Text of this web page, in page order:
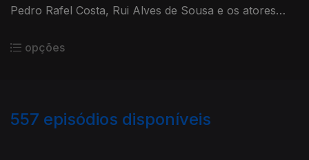
Pedro Rafel Costa, Rui Alves de Sousa e os atores
Galopim
opções
557 episódios disponíveis